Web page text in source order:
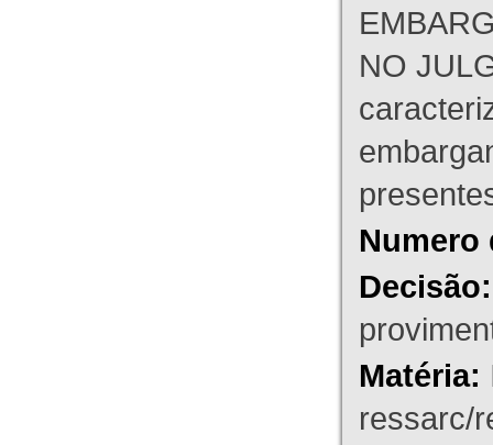
NO
Numero
Decisão:
Matéria:
ressarc/